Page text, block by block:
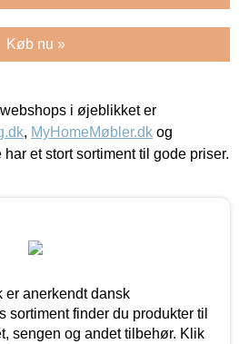
Køb nu »
i øjeblikket er
, MyHomeMøbler.dk og
har et stort sortiment til gode priser.
er anerkendt dansk
sortiment finder du produkter til
sengen og andet tilbehør. Klik